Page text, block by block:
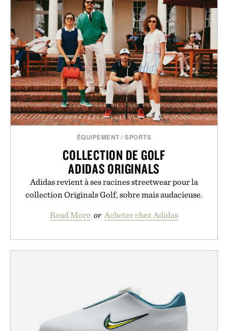
ÉQUIPEMENT /SPORTS
COLLECTION DE GOLF
ADIDAS ORIGINALS
Adidas revient à ses racines streetwear pour la
collection Originals Golf, sobre mais audacieuse.
Read More or Acheter chez Adidas